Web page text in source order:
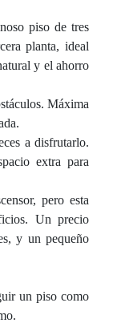
piso de tres
planta, ideal
y el ahorro
Máxima
a disfrutarlo.
extra para
pero esta
Un precio
y un pequeño
un piso como